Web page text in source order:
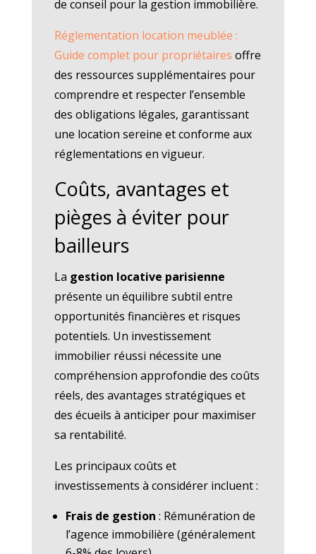
de conseil pour la gestion immobilière.
Réglementation location meublée :
Guide complet pour propriétaires offre
des ressources supplémentaires pour
comprendre et respecter l’ensemble
des obligations légales, garantissant
une location sereine et conforme aux
réglementations en vigueur.
Coûts, avantages et
pièges à éviter pour
bailleurs
La gestion locative parisienne
présente un équilibre subtil entre
opportunités financières et risques
potentiels. Un investissement
immobilier réussi nécessite une
compréhension approfondie des coûts
réels, des avantages stratégiques et
des écueils à anticiper pour maximiser
sa rentabilité.
Les principaux coûts et
investissements à considérer incluent :
Frais de gestion : Rémunération de
l’agence immobilière (généralement